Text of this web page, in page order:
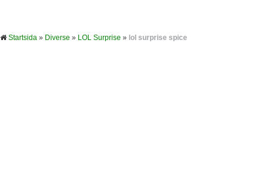
Startsida » Diverse » LOL Surprise » lol surprise spice